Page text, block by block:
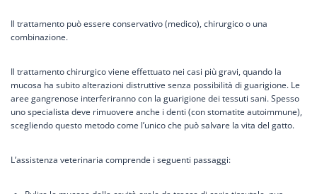
Il trattamento può essere conservativo (medico), chirurgico o una
combinazione.
Il trattamento chirurgico viene effettuato nei casi più gravi, quando la
mucosa ha subito alterazioni distruttive senza possibilità di guarigione. Le
aree gangrenose interferiranno con la guarigione dei tessuti sani. Spesso
uno specialista deve rimuovere anche i denti (con stomatite autoimmune),
scegliendo questo metodo come l’unico che può salvare la vita del gatto.
L’assistenza veterinaria comprende i seguenti passaggi: